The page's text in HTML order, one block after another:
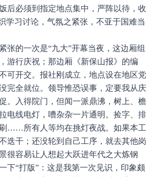
后必须到指定地点集中，严阵以待，收
学习讨论，气氛之紧张，不亚于国难当
张的一次是“九大”开幕当夜，这边厢组
游行庆祝；那边厢《新保山报》的编
可开交。报社刚成立，地点设在地区党
完全就位。领导惟恐误事，定要我从庆
。入得院门，但闻一派鼎沸，树上、檐
电线电灯，嘈杂杂一片通明。捡字、排
……所有人等均在挑灯夜战。如果本工
迭干；还没轮到自己工序，就去其他岗
容易让人想起大跃进年代之大炼钢
下“打版”：这是我第一次见识，印象颇